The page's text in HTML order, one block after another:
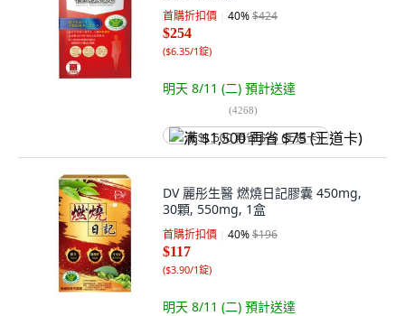
首購折扣價 40%$424
$254
($6.35/1錠)
明天 8/11 (二) 預計送達
(4268)
满 $1,500 再省 $75 (王道卡)
DV 麗彤生醫 燃燒日記膠囊 450mg,
30顆, 550mg, 1盒
首購折扣價 40%$196
$117
($3.90/1錠)
明天 8/11 (二) 預計送達